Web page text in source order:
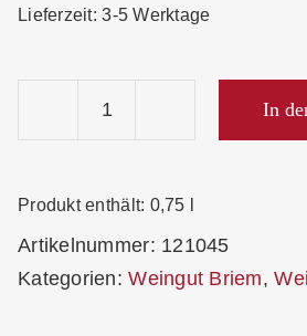
Lieferzeit:3-5 Werktage
Qualitätswein
Trocken
In
Produkt enthält: 0,75 l
Artikelnummer: 121045
Kategorien:Weingut Briem,